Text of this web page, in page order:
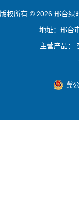
版权所有 © 2026 邢台绿
地址：邢台
主营产品：
冀